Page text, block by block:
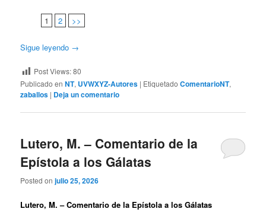
1 2 >>
Sigue leyendo →
Post Views:80
Publicado en NT, UVWXYZ-Autores | Etiquetado ComentarioNT,
zaballos | Deja un comentario
Lutero, M. – Comentario de la
Epístola a los Gálatas
Posted onjulio 25, 2026
Lutero, M. – Comentario de la Epístola a los Gálatas